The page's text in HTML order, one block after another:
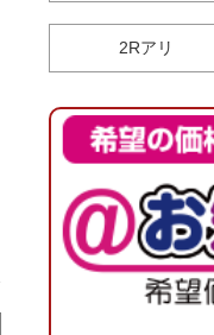
2Rアリ